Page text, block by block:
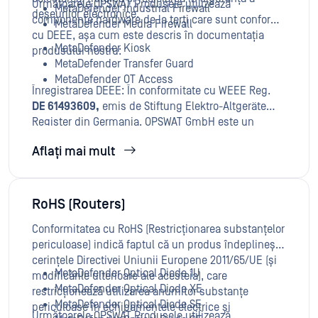
deșeurilor electronice.
MetaDefender Industrial Firewall
MetaDefender Media Firewall
Următoarele OPSWAT Produsele utilizează
componente hardware de la terți care sunt conforme
cu DEEE, așa cum este descris în documentația
produsului nostru:
MetaDefender Kiosk
MetaDefender Transfer Guard
MetaDefender OT Access
Înregistrarea DEEE: În conformitate cu WEEE Reg.
DE 61493609, emis de Stiftung Elektro-Altgeräte
Register din Germania, OPSWAT GmbH este un
tipul de dispozitiv "echipamente mici de tehnologia
Aflați mai mult
RoHS (Routers)
Conformitatea cu RoHS (Restricționarea substanțelor
periculoase) indică faptul că un produs îndeplinește
cerințele Directivei Uniunii Europene 2011/65/UE (și
modificările ulterioare ale acesteia), care
restricționează utilizarea anumitor substanțe
periculoase în echipamentele electrice și
MetaDefender Optical Diode 1U
MetaDefender Optical Diode XE
MetaDefender Optical Diode SE